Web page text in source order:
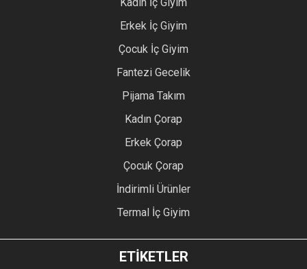
Erkek İç Giyim
Çocuk İç Giyim
Fantezi Gecelik
Pijama Takım
Kadın Çorap
Erkek Çorap
Çocuk Çorap
İndirimli Ürünler
Termal İç Giyim
ETİKETLER